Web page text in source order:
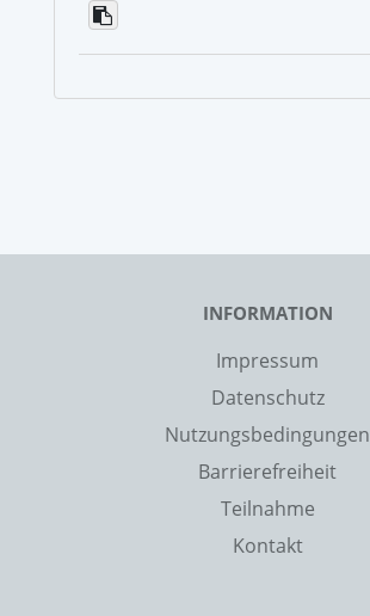
INFORMATION
Impressum
Datenschutz
Nutzungsbedingungen
Barrierefreiheit
Teilnahme
Kontakt